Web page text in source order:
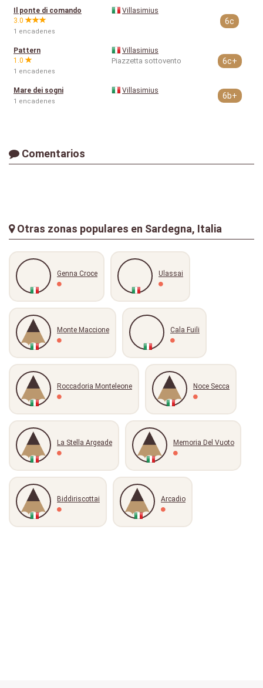
Il ponte di comando
3.0
1 encadenes
Villasimius
6c
Pattern
1.0
1 encadenes
Villasimius
Piazzetta sottovento 6c+
Mare dei sogni
1 encadenes
Villasimius
6b+
Comentarios
Otras zonas populares en Sardegna, Italia
Genna Croce Ulassai
Monte Maccione Cala Fuili
Roccadoria Monteleone Noce Secca
La Stella Argeade Memoria Del Vuoto
Biddiriscottai Arcadio